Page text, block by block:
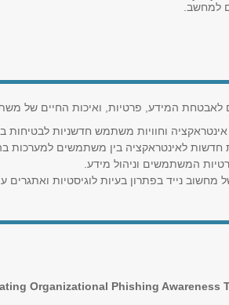
למחשב.
המידע, פרטיות, ואיכות החיים של
וחוויות משתמש חדשניות לבטיחות
חדשות לאינטראקציה בין משתמשים למערכות
המשתמשים וניהול מידע.
נייד בפתרון בעיות לוגיסטיות ואתגרים
Organizational Phishing Awareness